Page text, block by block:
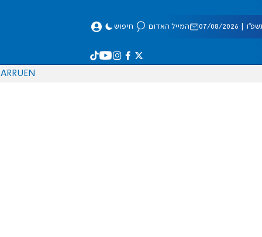
08/2026 המייל האדום חיפוש
EN
RU
AR